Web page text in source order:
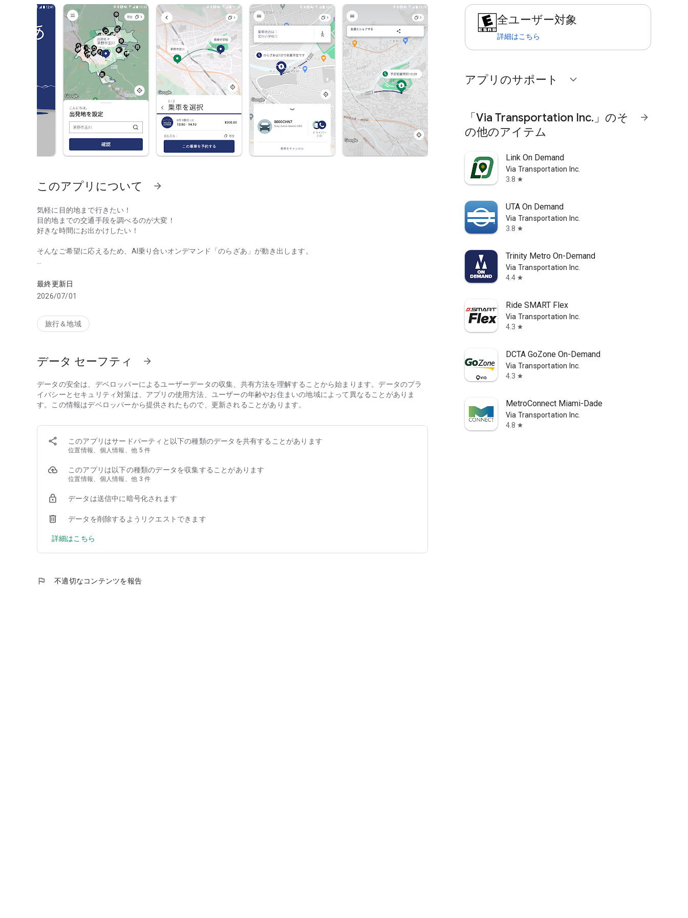
このアプリについて arrow_forward
気軽に目的地まで行きたい！
目的地までの交通手段を調べるのが大変！
好きな時間にお出かけしたい！
そんなご希望に応えるため、AI乗り合いオンデマンド「のらざあ」が動き出します。
「○○ざあ」は長野県・山梨県・静岡県の方言で用いられる言葉で、「～しよう」という意味で使われます。
「のらざあ」は、「乗ろうか」「乗ろうよ」という意味と、乗合＝乗る＋other（アザー：他の人）という2つの意味を
■「のらざあ」を使うと
「のらざあ」は、スマートフォンで簡単に予約、安価で利用でき、実証運行エリア内のどこでも乗り降りができます。
■「のらざあ」の予約の流れ
②出発地を設定（GPSの現在地を利用した場合は省略が可能）
③目的地を設定
④予約を確定
■運行エリア
運行エリアは市内全域です。
※三井の森管理センターとチェルトの森管理事務所はエリアに含まれますが、別荘地内は含まれていません。
※白樺湖、蓼科湖、横谷峡、麦草峠、北八ヶ岳ロープウェイ、渋の湯、美濃戸はエリア外です。
そんなまちへ茅野市はチャレンジします。
最終更新日
2026/07/01
旅行＆地域
データ セーフティ arrow_forward
データの安全は、デベロッパーによるユーザーデータの収集、共有方法を理解することから始まります。データのプラ
イバシーとセキュリティ対策は、アプリの使用方法、ユーザーの年齢やお住まいの地域によって異なることがありま
す。この情報はデベロッパーから提供されたもので、更新されることがあります。
このアプリはサードパーティと以下の種類のデータを共有することがあります
位置情報、個人情報、他 5 件
このアプリは以下の種類のデータを収集することがあります
位置情報、個人情報、他 3 件
データは送信中に暗号化されます
データを削除するようリクエストできます
詳細はこちら
flag 不適切なコンテンツを報告
全ユーザー対象
詳細はこちら
アプリのサポート expand_more
「Via Transportation Inc.」のそ
の他のアイテム
arrow_forward
Link On Demand
Via Transportation Inc.
3.8 star
UTA On Demand
Via Transportation Inc.
3.8 star
Trinity Metro On-Demand
Via Transportation Inc.
4.4 star
Ride SMART Flex
Via Transportation Inc.
4.3 star
DCTA GoZone On-Demand
Via Transportation Inc.
4.3 star
MetroConnect Miami-Dade
Via Transportation Inc.
4.8 star